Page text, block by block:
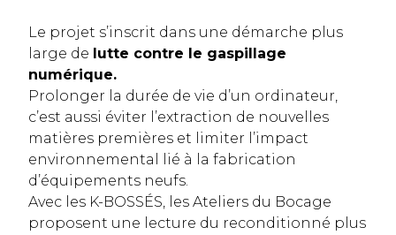
Le projet s’inscrit dans une démarche plus
large de lutte contre le gaspillage
numérique.
Prolonger la durée de vie d’un ordinateur,
c’est aussi éviter l’extraction de nouvelles
matières premières et limiter l’impact
environnemental lié à la fabrication
d’équipements neufs.
Avec les K-BOSSÉS, les Ateliers du Bocage
proposent une lecture du reconditionné plus